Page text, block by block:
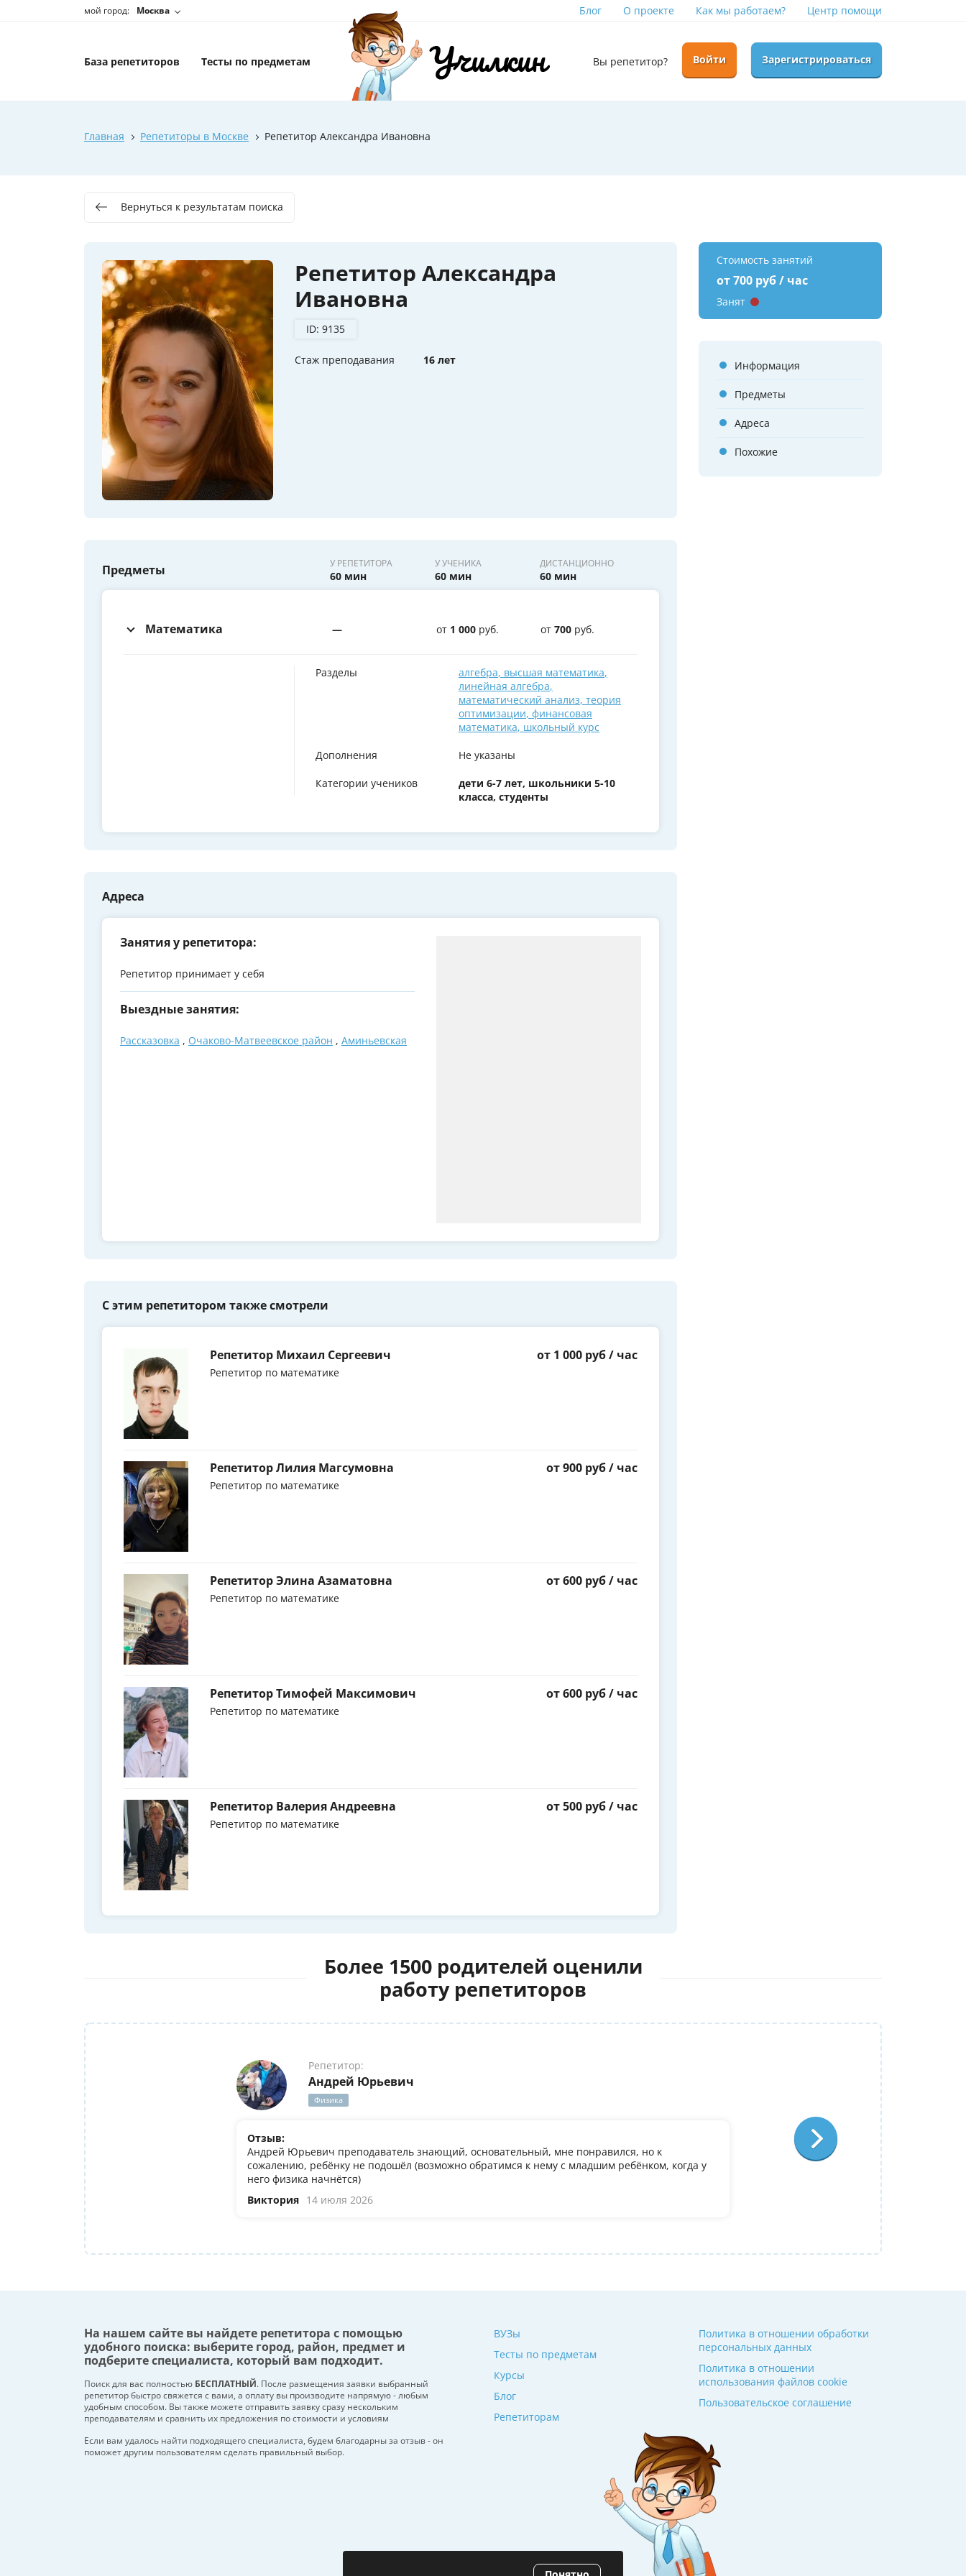
мой город: Москва Блог О проекте Как мы работаем? Центр помощи
База репетиторов Тесты по предметам Вы репетитор? Войти Зарегистрироваться
Главная Репетиторы в Москве Репетитор Александра Ивановна
Вернуться к результатам поиска
Репетитор Александра
Ивановна
ID: 9135
Стаж преподавания 16 лет
Предметы У РЕПЕТИТОРА
60 мин
У УЧЕНИКА
60 мин
ДИСТАНЦИОННО
60 мин
Математика — от 1 000 руб. от 700 руб.
Разделы алгебра, высшая математика,
линейная алгебра,
математический анализ, теория
оптимизации, финансовая
математика, школьный курс
Дополнения Не указаны
Категории учеников
дети 6-7 лет, школьники 5-10
класса, студенты
Адреса
Занятия у репетитора:
Репетитор принимает у себя
Выездные занятия:
Рассказовка , Очаково-Матвеевское район , Аминьевская
С этим репетитором также смотрели
Репетитор Михаил Сергеевич
Репетитор по математике
от 1 000 руб / час
Репетитор Лилия Магсумовна
Репетитор по математике
от 900 руб / час
Репетитор Элина Азаматовна
Репетитор по математике
от 600 руб / час
Репетитор Тимофей Максимович
Репетитор по математике
от 600 руб / час
Репетитор Валерия Андреевна
Репетитор по математике
от 500 руб / час
Стоимость занятий
от 700 руб / час
Занят
Информация
Предметы
Адреса
Похожие
Более 1500 родителей оценили
работу репетиторов
Репетитор:
Андрей Юрьевич
Физика
Отзыв:
Андрей Юрьевич преподаватель знающий, основательный, мне понравился, но к
сожалению, ребёнку не подошёл (возможно обратимся к нему с младшим ребёнком, когда у
него физика начнётся)
Виктория 14 июля 2026
Ольга Александровна
У дочери есть желание поступить в it
олимпиадеого уровня 7 и 8 класс за
9. Искали посильнее преподавателя
Ольгой Александровне! Спасибо!
На нашем сайте вы найдете репетитора с помощью
удобного поиска: выберите город, район, предмет и
подберите специалиста, который вам подходит.
Поиск для вас полностью БЕСПЛАТНЫЙ. После размещения заявки выбранный
репетитор быстро свяжется с вами, а оплату вы производите напрямую - любым
удобным способом. Вы также можете отправить заявку сразу нескольким
преподавателям и сравнить их предложения по стоимости и условиям
Если вам удалось найти подходящего специалиста, будем благодарны за отзыв - он
поможет другим пользователям сделать правильный выбор.
ВУЗы
Тесты по предметам
Курсы
Блог
Репетиторам
Политика в отношении обработки
персональных данных
Политика в отношении
использования файлов cookie
Пользовательское соглашение